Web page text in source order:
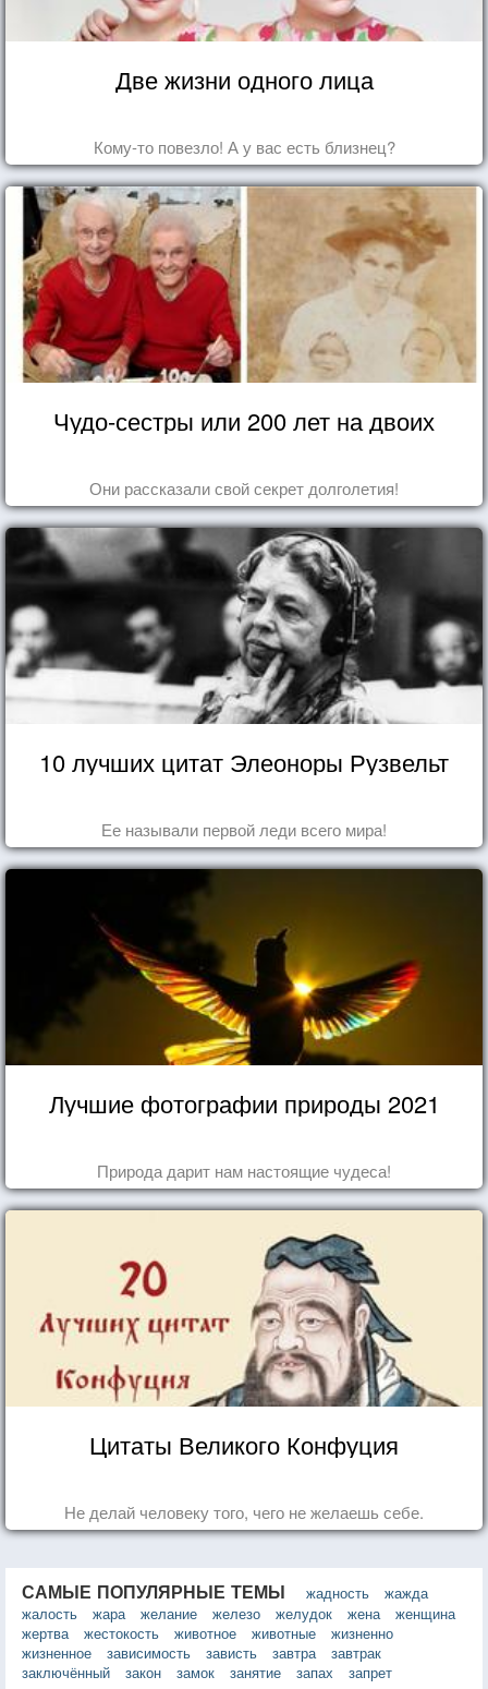
Две жизни одного лица
Кому-то повезло! А у вас есть близнец?
Чудо-сестры или 200 лет на двоих
Они рассказали свой секрет долголетия!
10 лучших цитат Элеоноры Рузвельт
Ее называли первой леди всего мира!
Лучшие фотографии природы 2021
Природа дарит нам настоящие чудеса!
Цитаты Великого Конфуция
Не делай человеку того, чего не желаешь себе.
САМЫЕ ПОПУЛЯРНЫЕ ТЕМЫ жадность
жажда
жалость
жара желание железо желудок жена
женщина
жертва
жестокость животное животные
жизненно
жизненное
зависимость зависть завтра
завтрак
заключённый
закон замок занятие запах
запрет